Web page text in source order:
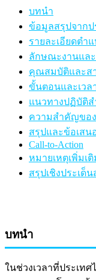
บทนำ
ข้อมูลสรุปจาก
รายละเอียดตำ
ลักษณะงานแล
คุณสมบัติและส
ขั้นตอนและเวล
แนวทางปฏิบัติส
ความสำคัญขอ
สรุปและข้อเสน
Call-to-Action
หมายเหตุเพิ่มเ
สรุปเชิงประเด็
บทนำ
ในช่วงเวลาที่ประเท